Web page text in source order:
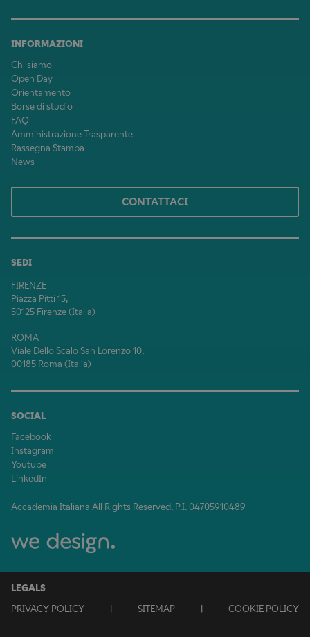
INFORMAZIONI
Chi siamo
Open Day
Orientamento
Borse di studio
FAQ
Amministrazione Trasparente
Rassegna Stampa
News
SEDI
FIRENZE
Piazza Pitti 15,
50125 Firenze (Italia)
ROMA
Viale Dello Scalo San Lorenzo 10,
00185 Roma (Italia)
SOCIAL
Facebook
Instagram
Youtube
LinkedIn
Accademia Italiana All Rights Reserved, P.I. 04705910489
CONTATTACI
LEGALS
PRIVACY POLICY
SITEMAP COOKIE POLICY